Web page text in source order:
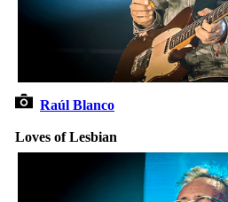
Raúl Blanco
Loves of Lesbian